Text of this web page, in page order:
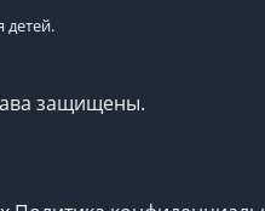
детей.
защищены.